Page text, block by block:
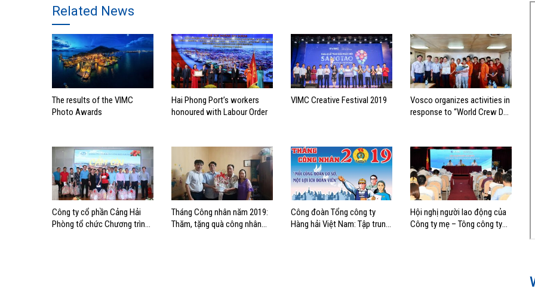
Related News
The results of the VIMC
Photo Awards
Hai Phong Port’s workers
honoured with Labour Order
VIMC Creative Festival 2019
Vosco organizes activities in
response to “World Crew Day
Công ty cổ phần Cảng Hải
Phòng tổ chức Chương trình
Tháng Công nhân năm 2019:
Thăm, tặng quà công nhân
Công đoàn Tổng công ty
Hàng hải Việt Nam: Tập trung
Hội nghị người lao động của
Công ty mẹ – Tông công ty